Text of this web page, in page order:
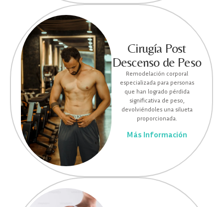
Cirugía Post
Descenso de Peso
Remodelación corporal
especializada para personas
que han logrado pérdida
significativa de peso,
devolviéndoles una silueta
proporcionada.
Más Información